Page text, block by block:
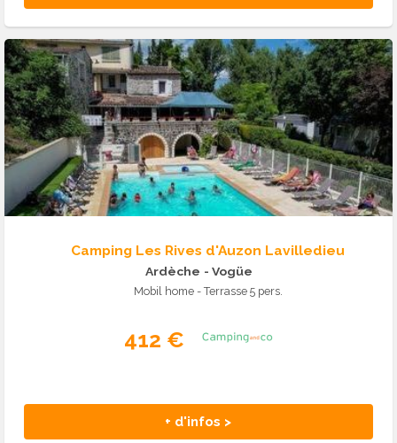
Camping Les Rives d'Auzon Lavilledieu
Ardèche - Vogüe
Mobil home - Terrasse 5 pers.
412 €
+ d'infos >